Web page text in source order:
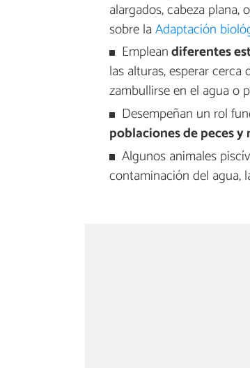
alargados, cabeza plana,
sobre laAdaptación
Empleandiferentes
las alturas, esperar
zambullirse en el agua o
Desempeñan un rol
poblaciones de peces
Algunos animales
contaminación del agua,